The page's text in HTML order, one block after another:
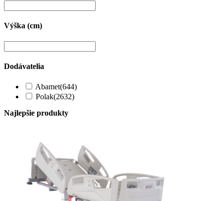
Výška (cm)
Dodávatelia
Abamet(644)
Polak(2632)
Najlepšie produkty